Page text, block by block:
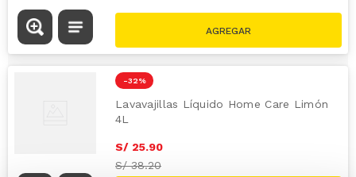
-32 %
Lavavajillas Líquido Home Care Limón
4L
S/ 25.90
S/38.20